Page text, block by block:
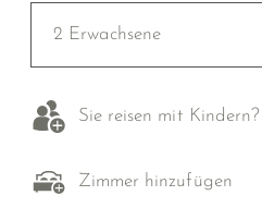
2 Erwachsene
Sie reisen mit Kindern?
Zimmer hinzufügen